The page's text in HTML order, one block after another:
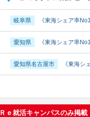
神奈川県横浜市 売上高
神奈川県川崎市 売上高
神奈川県相模原市 売上
岐阜県 《東海シェア率
愛知県 《東海シェア率
愛知県名古屋市 《東海シ
Ｒｅ就活キャンパスのみ掲載